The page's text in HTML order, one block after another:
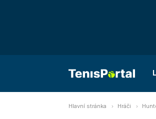
Hlavní stránka Hráči